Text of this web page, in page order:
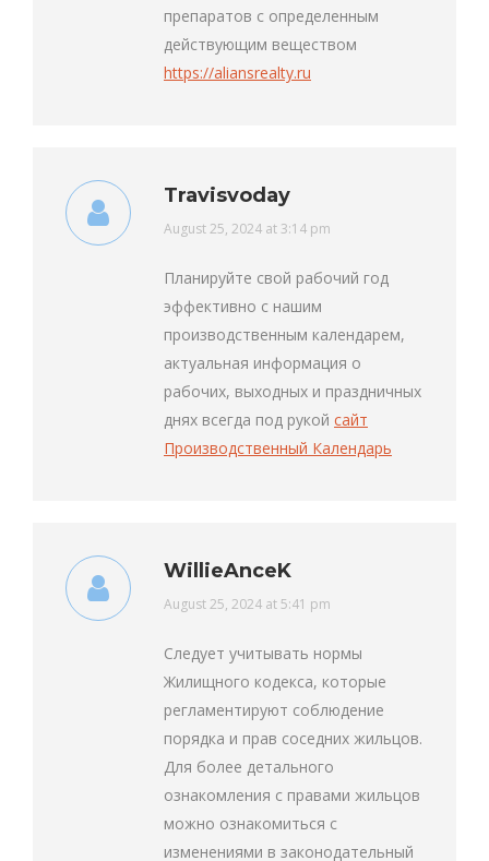
препаратов с определенным
действующим веществом
https://aliansrealty.ru
Travisvoday
says:
August 25, 2024 at 3:14 pm
Планируйте свой рабочий год
эффективно с нашим
производственным календарем,
актуальная информация о
рабочих, выходных и праздничных
днях всегда под рукой сайт
Производственный Календарь
WillieAnceK
says:
August 25, 2024 at 5:41 pm
Следует учитывать нормы
Жилищного кодекса, которые
регламентируют соблюдение
порядка и прав соседних жильцов.
Для более детального
ознакомления с правами жильцов
можно ознакомиться с
изменениями в законодательный